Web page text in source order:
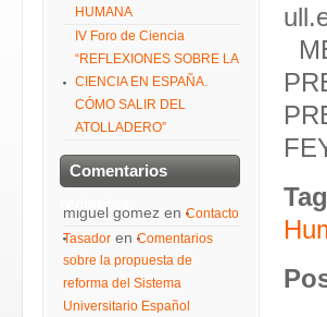
HUMANA
IV Foro de Ciencia
“REFLEXIONES SOBRE LA
CIENCIA EN ESPAÑA.
CÓMO SALIR DEL
ATOLLADERO”
Comentarios
recientes
miguel gomez en Contacto
Tasador en Comentarios
sobre la propuesta de
reforma del Sistema
Universitario Español